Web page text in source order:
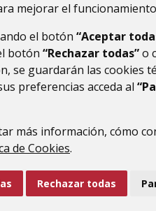
mejorar el
el botón “Aceptar
botón “Rechazar todas”o
se guardarán las cookies
preferencias acceda al
más información, cómo
de Cookies.
Rechazar todas
DE DATOS